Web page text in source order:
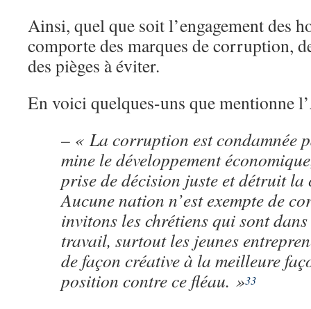
Ainsi, quel que soit l’engagement des
comporte des marques de corruption,
des pièges à éviter.
En voici quelques-uns que mentionne l’
– « La corruption est condamnée
mine le développement
prise de décision juste et détruit la
Aucune nation n’est exempte de
invitons les chrétiens qui sont
travail, surtout les jeunes
de façon créative à la meilleure
position contre ce fléau. »33